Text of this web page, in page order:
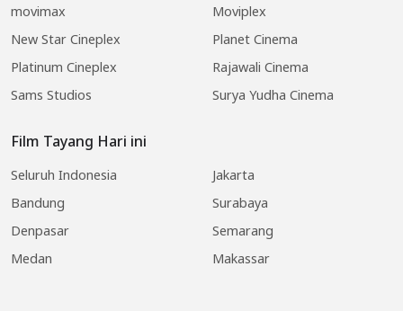
movimax
Moviplex
New Star Cineplex
Planet Cinema
Platinum Cineplex
Rajawali Cinema
Sams Studios
Surya Yudha Cinema
Film Tayang Hari ini
Seluruh Indonesia
Jakarta
Bandung
Surabaya
Denpasar
Semarang
Medan
Makassar